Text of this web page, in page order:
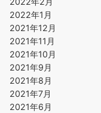
2022年1月
2021年12月
2021年11月
2021年10月
2021年9月
2021年8月
2021年7月
2021年6月